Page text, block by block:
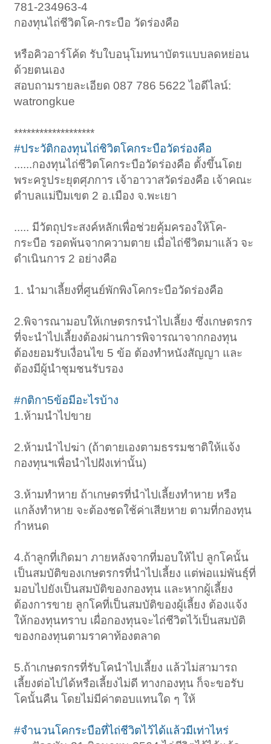
781-234963-4
กองทุนไถ่ชีวิตโค-กระบือ วัดร่องคือ
หรือคิวอาร์โค้ด รับใบอนุโมทนาบัตรแบบลดหย่อน
ด้วยตนเอง
สอบถามรายละเอียด 087 786 5622 ไอดีไลน์:
watrongkue
*******************
#ประวัติกองทุนไถ่ชิวิตโคกระบือวัดร่องคือ
......กองทุนไถ่ชีวิตโคกระบือวัดร่องคือ ตั้งขึ้นโดย
พระครูประยุตศุภการ เจ้าอาวาสวัดร่องคือ เจ้าคณะ
ตำบลแม่ปืมเขต 2 อ.เมือง จ.พะเยา
..... มีวัตถุประสงค์หลักเพื่อช่วยคุ้มครองให้โค-
กระบือ รอดพ้นจากความตาย เมื่อไถ่ชีวิตมาแล้ว จะ
ดำเนินการ 2 อย่างคือ
1. นำมาเลี้ยงที่ศูนย์พักพิงโคกระบือวัดร่องคือ
2.พิจารณามอบให้เกษตรกรนำไปเลี้ยง ซึ่งเกษตรกร
ที่จะนำไปเลี้ยงต้องผ่านการพิจารณาจากกองทุน
ต้องยอมรับเงื่อนไข 5 ข้อ ต้องทำหนังสัญญา และ
ต้องมีผู้นำชุมชนรับรอง
#กติกา5ข้อมีอะไรบ้าง
1.ห้ามนำไปขาย
2.ห้ามนำไปฆ่า (ถ้าตายเองตามธรรมชาติให้แจ้ง
กองทุนฯเพื่อนำไปฝังเท่านั้น)
3.ห้ามทำหาย ถ้าเกษตรที่นำไปเลี้ยงทำหาย หรือ
แกล้งทำหาย จะต้องชดใช้ค่าเสียหาย ตามที่กองทุน
กำหนด
4.ถ้าลูกที่เกิดมา ภายหลังจากที่มอบให้ไป ลูกโคนั้น
เป็นสมบัติของเกษตรกรที่นำไปเลี้ยง แต่พ่อแม่พันธุ์ที่
มอบไปยังเป็นสมบัติของกองทุน และหากผู้เลี้ยง
ต้องการขาย ลูกโคที่เป็นสมบัติของผู้เลี้ยง ต้องแจ้ง
ให้กองทุนทราบ เผื่อกองทุนจะไถ่ชีวิตไว้เป็นสมบัติ
ของกองทุนตามราคาท้องตลาด
5.ถ้าเกษตรกรที่รับโคนำไปเลี้ยง แล้วไม่สามารถ
เลี้ยงต่อไปได้หรือเลี้ยงไม่ดี ทางกองทุน ก็จะขอรับ
โคนั้นคืน โดยไม่มีค่าตอบแทนใด ๆ ให้
#จำนวนโคกระบือที่ไถ่ชีวิตไว้ได้แล้วมีเท่าไหร่